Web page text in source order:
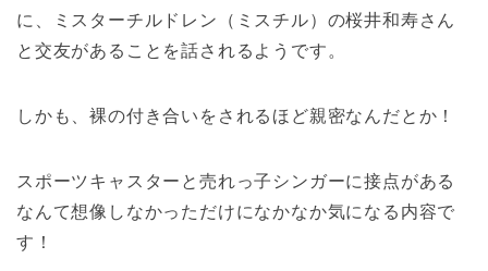
に、ミスターチルドレン（ミスチル）の桜井和寿さん
と交友があることを話されるようです。
しかも、裸の付き合いをされるほど親密なんだとか！
スポーツキャスターと売れっ子シンガーに接点がある
なんて想像しなかっただけになかなか気になる内容で
す！